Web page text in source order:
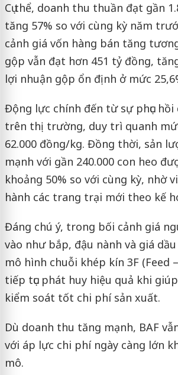
Cụ thể, doanh thu thuần đạt gần
tăng 57% so với cùng kỳ năm
cảnh giá vốn hàng bán tăng
gộp vẫn đạt hơn 451 tỷ đồng,
lợi nhuận gộp ổn định ở mức
Động lực chính đến từ sự phục hồi
trên thị trường, duy trì quanh
62.000 đồng/kg. Đồng thời, sản
mạnh với gần 240.000 con heo
khoảng 50% so với cùng kỳ, nhờ
hành các trang trại mới theo kế
Đáng chú ý, trong bối cảnh giá
vào như bắp, đậu nành và giá
mô hình chuỗi khép kín 3F (Feed
tiếp tục phát huy hiệu quả khi
kiểm soát tốt chi phí sản xuất.
Dù doanh thu tăng mạnh, BAF
với áp lực chi phí ngày càng lớn
mô.